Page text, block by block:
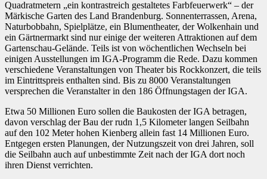
Quadratmetern „ein kontrastreich gestaltetes Farbfeuerwerk“ – der
Märkische Garten des Land Brandenburg. Sonnenterrassen, Arena,
Naturbobbahn, Spielplätze, ein Blumentheater, der Wolkenhain und
ein Gärtnermarkt sind nur einige der weiteren Attraktionen auf dem
Gartenschau-Gelände. Teils ist von wöchentlichen Wechseln bei
einigen Ausstellungen im IGA-Programm die Rede. Dazu kommen
verschiedene Veranstaltungen von Theater bis Rockkonzert, die teils
im Eintrittspreis enthalten sind. Bis zu 8000 Veranstaltungen
versprechen die Veranstalter in den 186 Öffnungstagen der IGA.
Etwa 50 Millionen Euro sollen die Baukosten der IGA betragen,
davon verschlag der Bau der rudn 1,5 Kilometer langen Seilbahn
auf den 102 Meter hohen Kienberg allein fast 14 Millionen Euro.
Entgegen ersten Planungen, der Nutzungszeit von drei Jahren, soll
die Seilbahn auch auf unbestimmte Zeit nach der IGA dort noch
ihren Dienst verrichten.